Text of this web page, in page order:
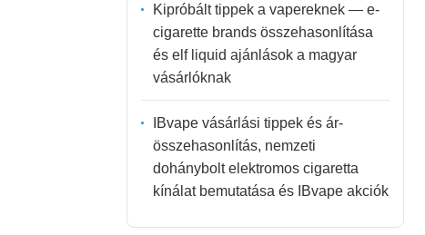
Kipróbált tippek a vapereknek — e-
cigarette brands összehasonlítása
és elf liquid ajánlások a magyar
vásárlóknak
IBvape vásárlási tippek és ár-
összehasonlítás, nemzeti
dohánybolt elektromos cigaretta
kínálat bemutatása és IBvape akciók